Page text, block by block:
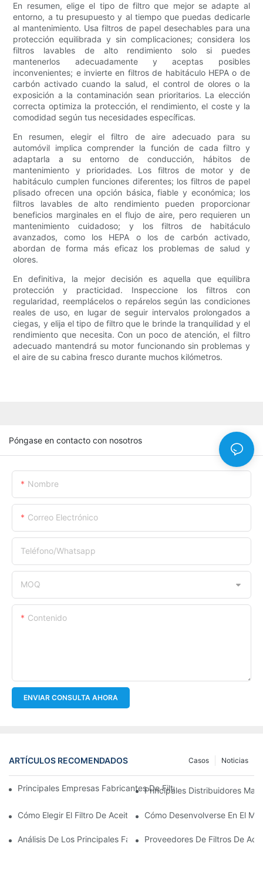
En resumen, elige el tipo de filtro que mejor se adapte al
entorno, a tu presupuesto y al tiempo que puedas dedicarle
al mantenimiento. Usa filtros de papel desechables para una
protección equilibrada y sin complicaciones; considera los
filtros lavables de alto rendimiento solo si puedes
mantenerlos adecuadamente y aceptas posibles
inconvenientes; e invierte en filtros de habitáculo HEPA o de
carbón activado cuando la salud, el control de olores o la
exposición a la contaminación sean prioritarios. La elección
correcta optimiza la protección, el rendimiento, el coste y la
comodidad según tus necesidades específicas.
En resumen, elegir el filtro de aire adecuado para su
automóvil implica comprender la función de cada filtro y
adaptarla a su entorno de conducción, hábitos de
mantenimiento y prioridades. Los filtros de motor y de
habitáculo cumplen funciones diferentes; los filtros de papel
plisado ofrecen una opción básica, fiable y económica; los
filtros lavables de alto rendimiento pueden proporcionar
beneficios marginales en el flujo de aire, pero requieren un
mantenimiento cuidadoso; y los filtros de habitáculo
avanzados, como los HEPA o los de carbón activado,
abordan de forma más eficaz los problemas de salud y
olores.
En definitiva, la mejor decisión es aquella que equilibra
protección y practicidad. Inspeccione los filtros con
regularidad, reemplácelos o repárelos según las condiciones
reales de uso, en lugar de seguir intervalos prolongados a
ciegas, y elija el tipo de filtro que le brinde la tranquilidad y el
rendimiento que necesita. Con un poco de atención, el filtro
adecuado mantendrá su motor funcionando sin problemas y
el aire de su cabina fresco durante muchos kilómetros.
Póngase en contacto con nosotros
Nombre
Correo Electrónico
Teléfono/whatsapp
MOQ
Contenido
ENVIAR CONSULTA AHORA
ARTÍCULOS RECOMENDADOS Noticias
Casos
Principales Empresas Fabricantes De Filtros De Aceite: Una
Principales Distribuidores
Cómo Elegir El Filtro De Aceite Adecuado Para Su Modelo De
Cómo Desenvolverse En El
Análisis De Los Principales Fabricantes De Filtros De Aceite Y
Proveedores De Filtros De